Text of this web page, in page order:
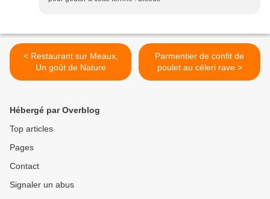
< Restaurant sur Meaux,
Un goût de Nature
Parmentier de confit de
poulet au céleri rave >
Hébergé par Overblog
Top articles
Pages
Contact
Signaler un abus